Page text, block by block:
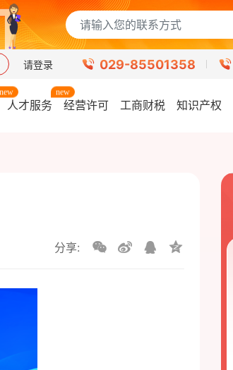
请登录 029-85501358
人才服务 经营许可 工商财税 知识产权
分享: